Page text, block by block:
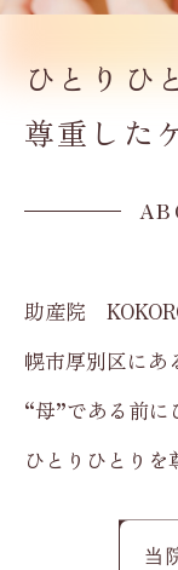
ひとりひ
尊重した
助産院
幌市厚別区にあ
“母”である前に
ひとりひとりを
当